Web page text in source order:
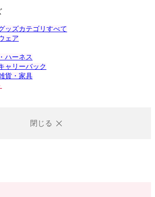
ッズカテゴリすべて
ェア
ハーネス
ャリーバック
貨・家具
閉じる